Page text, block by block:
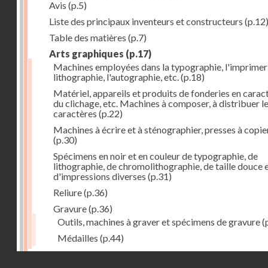
Avis (p.5)
Liste des principaux inventeurs et constructeurs (p.12)
Table des matières (p.7)
Arts graphiques (p.17)
Machines employées dans la typographie,
lithographie, l'autographie, etc. (p.18)
Matériel, appareils et produits de fonderies en
du clichage, etc. Machines à composer, à distribuer
caractères (p.22)
Machines à écrire et à sténographier, presses à
(p.30)
Spécimens en noir et en couleur de typographie, de
lithographie, de chromolithographie, de taille douce
d'impressions diverses (p.31)
Reliure(p.36)
Gravure(p.36)
Outils, machines à graver et spécimens de gravure
Médailles (p.44)